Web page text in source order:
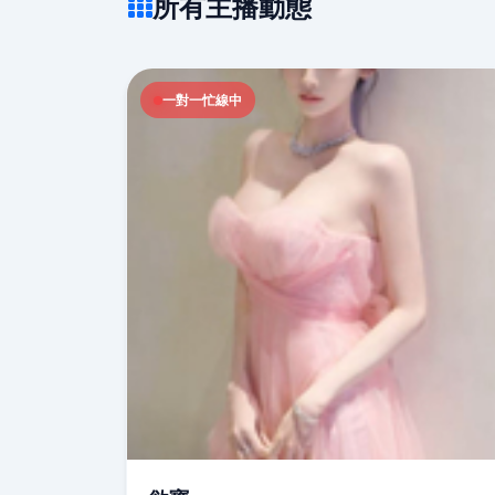
一對一忙線中